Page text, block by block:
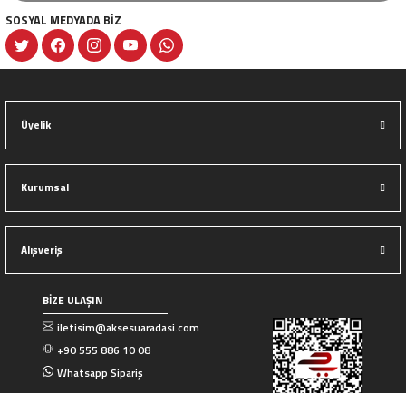
SOSYAL MEDYADA BİZ
Üyelik
Kurumsal
Alışveriş
BİZE ULAŞIN
iletisim@aksesuaradasi.com
+90 555 886 10 08
Whatsapp Sipariş